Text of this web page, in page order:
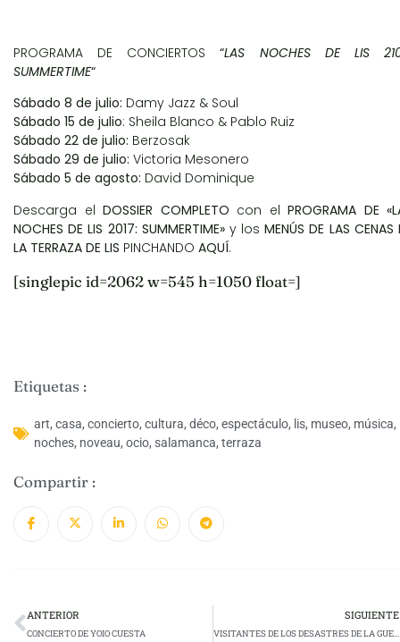
PROGRAMA DE CONCIERTOS“LAS NOCHES DE LIS
SUMMERTIME“
Sábado 8 de julio: Damy Jazz & Soul
Sábado 15 de julio: Sheila Blanco & Pablo Ruiz
Sábado 22 de julio: Berzosak
Sábado 29 de julio: Victoria Mesonero
Sábado 5 de agosto: David Dominique
Descarga el DOSSIER COMPLETO con el PROGRAMA DE
NOCHES DE LIS 2017: SUMMERTIME»y losMENÚS DE LAS CENAS
LA TERRAZA DE LIS PINCHANDO AQUÍ.
[singlepic id=2062 w=545 h=1050 float=]
Etiquetas :
art, casa, concierto, cultura, déco, espectáculo, lis, museo, música,
noches, noveau, ocio, salamanca, terraza
Compartir :
ANTERIOR
CONCIERTO DE YOIO CUESTA
SIGUIENTE
VISITANTES DE LOS DESASTRES DE LA GUERRA AYER Y HOY